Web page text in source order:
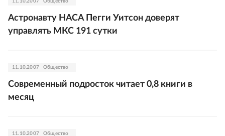
11.10.2007 Общество
Астронавту НАСА Пегги Уитсон доверят
управлять МКС 191 сутки
11.10.2007 Общество
Современный подросток читает 0,8 книги в
месяц
11.10.2007 Общество